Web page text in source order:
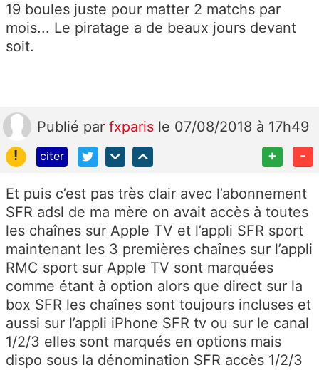
19 boules juste pour matter 2 matchs par
mois... Le piratage a de beaux jours devant
soit.
Publié par fxparis le 07/08/2018 à 17h49
!
citer + -
Et puis c’est pas très clair avec l’abonnement
SFR adsl de ma mère on avait accès à toutes
les chaînes sur Apple TV et l’appli SFR sport
maintenant les 3 premières chaînes sur l’appli
RMC sport sur Apple TV sont marquées
comme étant à option alors que direct sur la
box SFR les chaînes sont toujours incluses et
aussi sur l’appli iPhone SFR tv ou sur le canal
1/2/3 elles sont marqués en options mais
dispo sous la dénomination SFR accès 1/2/3